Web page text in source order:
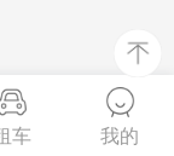
车 我的